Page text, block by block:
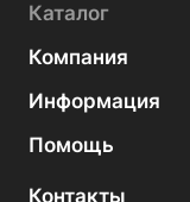
Каталог
Компания
Информация
Помощь
Контакты